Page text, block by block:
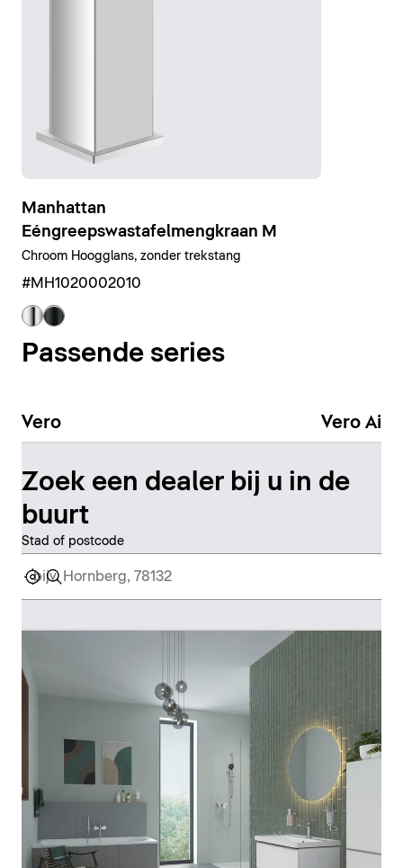
Manhattan
Eéngreepswastafelmengkraan M
Chroom Hoogglans, zonder trekstang
#MH1020002010
Passende series
Vero Vero Air
Zoek een dealer bij u in de
buurt
Stad of postcode